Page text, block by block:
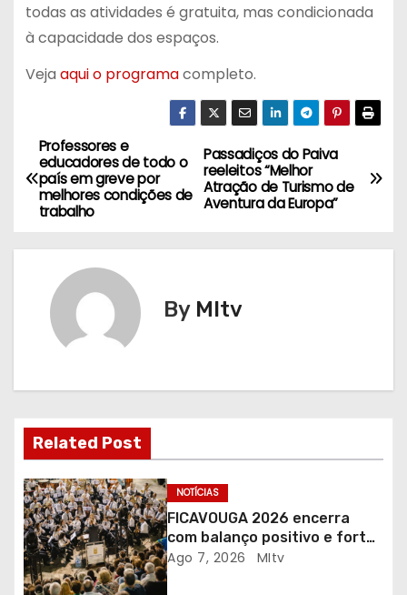
todas as atividades é gratuita, mas condicionada
à capacidade dos espaços.
Veja aqui o programacompleto.
N
a
ç
ã
o
d
e
a
Passadiços do Paiva
reeleitos “Melhor
Atração de Turismo de
Aventura da Europa”
Professores e
educadores de todo o
país em greve por
melhores condições de
trabalho
By MItv
Related Post
NOTÍCIAS
FICAVOUGA 2026 encerra
com balanço positivo e forte
adesão da comunidade
Ago 7, 2026 MItv